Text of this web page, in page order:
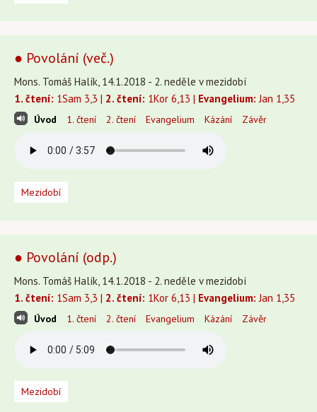
● Povolání (več.)
Mons. Tomáš Halík, 14.1.2018 - 2. neděle v mezidobí
1. čtení: 1Sam 3,3 | 2. čtení: 1Kor 6,13 | Evangelium: Jan 1,35
Úvod 1. čtení 2. čtení Evangelium Kázání Závěr
Mezidobí
● Povolání (odp.)
Mons. Tomáš Halík, 14.1.2018 - 2. neděle v mezidobí
1. čtení: 1Sam 3,3 | 2. čtení: 1Kor 6,13 | Evangelium: Jan 1,35
Úvod 1. čtení 2. čtení Evangelium Kázání Závěr
Mezidobí